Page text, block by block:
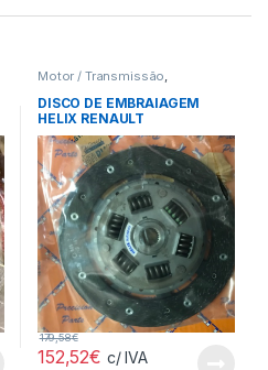
Motor / Transmissão,
DISCO DE EMBRAIAGEM
HELIX RENAULT
152,52€
179,58€
c/ IVA